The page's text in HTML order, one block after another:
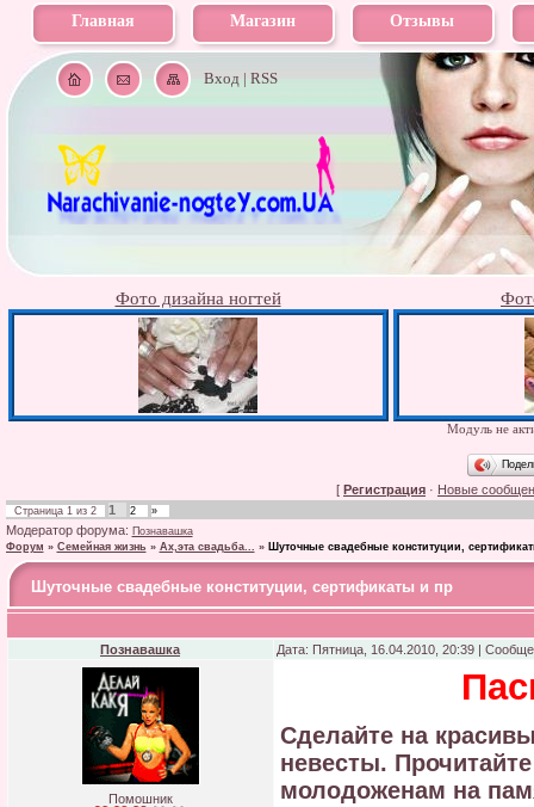
Главная Магазин Отзывы
Вход| RSS
Фото дизайна ногтей
Модуль не
[ Регистрация · Новые
Страница 1из 2 1 2 »
Модератор форума: Познавашка
Форум » Семейная жизнь » Ах,эта свадьба... » Шуточные свадебные конституции,
Шуточные свадебные конституции, сертификаты и пр
Познавашка Дата: Пятница, 16.04.2010, 20:39 |
Помошник
Сделайте на
невесты.
молодоженам на